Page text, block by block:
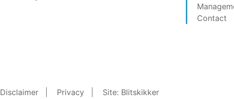
Contact
Disclaimer Privacy Site: Blitskikker